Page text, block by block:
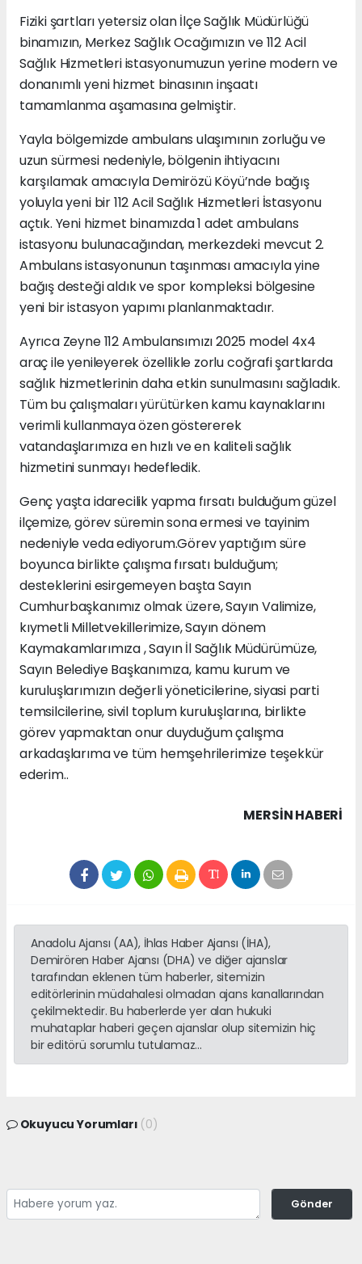
Fiziki şartları yetersiz olan İlçe Sağlık Müdürlüğü
binamızın, Merkez Sağlık Ocağımızın ve 112 Acil
Sağlık Hizmetleri istasyonumuzun yerine modern ve
donanımlı yeni hizmet binasının inşaatı
tamamlanma aşamasına gelmiştir.
Yayla bölgemizde ambulans ulaşımının zorluğu ve
uzun sürmesi nedeniyle, bölgenin ihtiyacını
karşılamak amacıyla Demirözü Köyü’nde bağış
yoluyla yeni bir 112 Acil Sağlık Hizmetleri İstasyonu
açtık. Yeni hizmet binamızda 1 adet ambulans
istasyonu bulunacağından, merkezdeki mevcut 2.
Ambulans istasyonunun taşınması amacıyla yine
bağış desteği aldık ve spor kompleksi bölgesine
yeni bir istasyon yapımı planlanmaktadır.
Ayrıca Zeyne 112 Ambulansımızı 2025 model 4x4
araç ile yenileyerek özellikle zorlu coğrafi şartlarda
sağlık hizmetlerinin daha etkin sunulmasını sağladık.
Tüm bu çalışmaları yürütürken kamu kaynaklarını
verimli kullanmaya özen göstererek
vatandaşlarımıza en hızlı ve en kaliteli sağlık
hizmetini sunmayı hedefledik.
Genç yaşta idarecilik yapma fırsatı bulduğum güzel
ilçemize, görev süremin sona ermesi ve tayinim
nedeniyle veda ediyorum.Görev yaptığım süre
boyunca birlikte çalışma fırsatı bulduğum;
desteklerini esirgemeyen başta Sayın
Cumhurbaşkanımız olmak üzere, Sayın Valimize,
kıymetli Milletvekillerimize, Sayın dönem
Kaymakamlarımıza , Sayın İl Sağlık Müdürümüze,
Sayın Belediye Başkanımıza, kamu kurum ve
kuruluşlarımızın değerli yöneticilerine, siyasi parti
temsilcilerine, sivil toplum kuruluşlarına, birlikte
görev yapmaktan onur duyduğum çalışma
arkadaşlarıma ve tüm hemşehrilerimize teşekkür
ederim..
MERSIN HABERİ
Anadolu Ajansı (AA), İhlas Haber Ajansı (İHA),
Demirören Haber Ajansı (DHA) ve diğer ajanslar
tarafından eklenen tüm haberler, sitemizin
editörlerinin müdahalesi olmadan ajans kanallarından
çekilmektedir. Bu haberlerde yer alan hukuki
muhataplar haberi geçen ajanslar olup sitemizin hiç
bir editörü sorumlu tutulamaz...
Okuyucu Yorumları (0)
Gönder